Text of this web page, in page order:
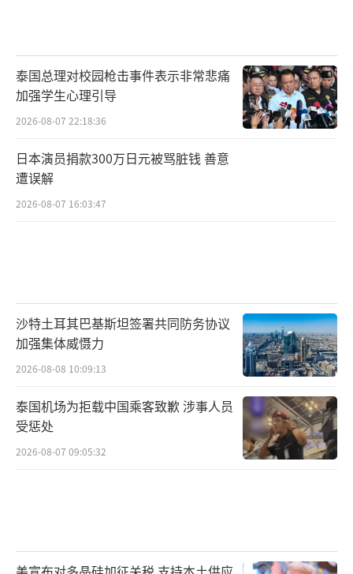
泰国总理对校园枪击事件表示非常悲痛
加强学生心理引导
2026-08-07 22:18:36
日本演员捐款300万日元被骂脏钱 善意
遭误解
2026-08-07 16:03:47
沙特土耳其巴基斯坦签署共同防务协议
加强集体威慑力
2026-08-08 10:09:13
泰国机场为拒载中国乘客致歉 涉事人员
受惩处
2026-08-07 09:05:32